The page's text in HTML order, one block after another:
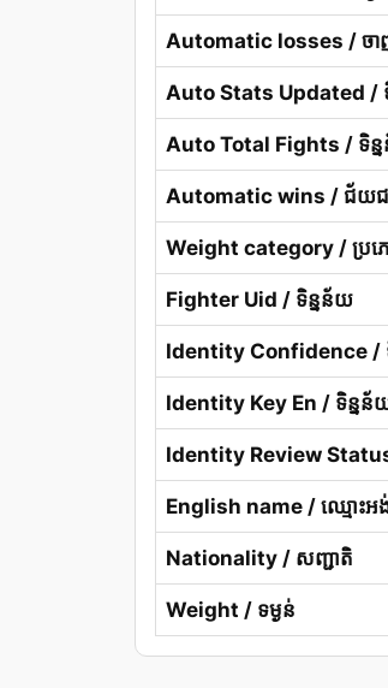
Automatic losses / ចាញ់
Auto Stats Updated /
Auto Total Fights / ទិន្
Automatic wins / ជ័យជម្ន
Weight category / ប្រភេ
Fighter Uid / ទិន្នន័យ
Identity Confidence /
Identity Key En / ទិន្នន័
Identity Review
English name / ឈ្មោះអង់
Nationality / សញ្ជាតិ
Weight / ទម្ងន់